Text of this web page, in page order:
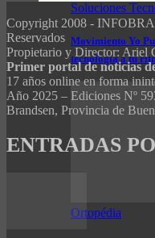
Soluciones
Movimiento Yo
tecnología a tu
Ortopédia
Copyright 2008 -
Reservados
Propietario y Director: Ariel
Primer portal de noticias
17 años online en forma
Año 2025 – Ediciones Nº
Brandsen, Provincia de
ENTRADAS